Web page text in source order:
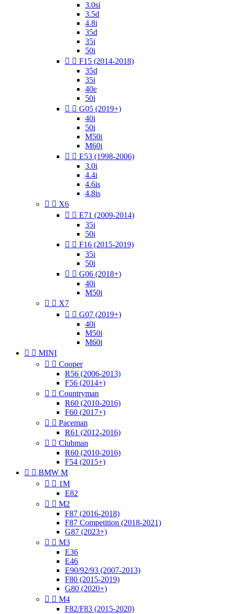
3.0si
3.5d
4.8i
35d
35i
50i
  F15 (2014-2018)
35d
35i
40e
50i
  G05 (2019+)
40i
50i
M50i
M60i
  E53 (1998-2006)
3.0i
4.4i
4.6is
4.8is
  X6
  E71 (2009-2014)
35i
50i
  F16 (2015-2019)
35i
50i
  G06 (2018+)
40i
M50i
  X7
  G07 (2019+)
40i
M50i
M60i
  MINI
  Cooper
R56 (2006-2013)
F56 (2014+)
  Countryman
R60 (2010-2016)
F60 (2017+)
  Paceman
R61 (2012-2016)
  Clubman
R60 (2010-2016)
F54 (2015+)
  BMW M
  1M
E82
  M2
F87 (2016-2018)
F87 Competition (2018-2021)
G87 (2023+)
  M3
E36
E46
E90/92/93 (2007-2013)
F80 (2015-2019)
G80 (2020+)
  M4
F82/F83 (2015-2020)